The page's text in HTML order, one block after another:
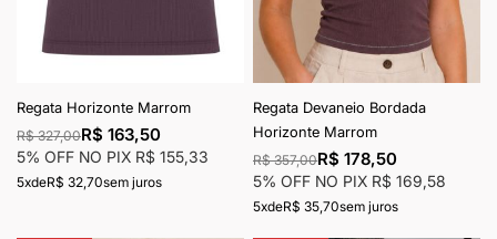
Regata Horizonte Marrom
R$ 327,00R$ 163,50
5% OFF NO PIX R$ 155,33
5xdeR$ 32,70sem juros
Regata Devaneio Bordada
Horizonte Marrom
R$ 357,00R$ 178,50
5% OFF NO PIX R$ 169,58
5xdeR$ 35,70sem juros